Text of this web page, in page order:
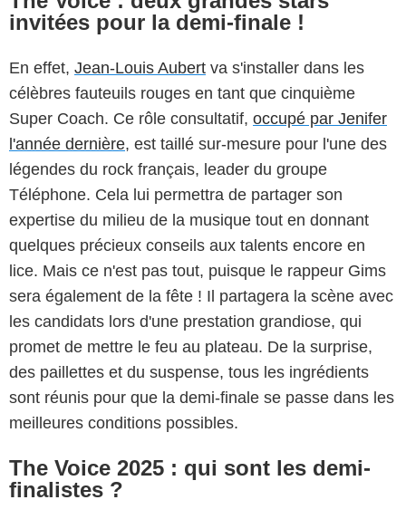
invitées pour la demi-finale !
En effet, Jean-Louis Aubert va s'installer dans les
célèbres fauteuils rouges en tant que cinquième
Super Coach. Ce rôle consultatif, occupé par Jenifer
l'année dernière, est taillé sur-mesure pour l'une des
légendes du rock français, leader du groupe
Téléphone. Cela lui permettra de partager son
expertise du milieu de la musique tout en donnant
quelques précieux conseils aux talents encore en
lice. Mais ce n'est pas tout, puisque le rappeur Gims
sera également de la fête ! Il partagera la scène avec
les candidats lors d'une prestation grandiose, qui
promet de mettre le feu au plateau. De la surprise,
des paillettes et du suspense, tous les ingrédients
sont réunis pour que la demi-finale se passe dans les
meilleures conditions possibles.
The Voice 2025 : qui sont les demi-
finalistes ?